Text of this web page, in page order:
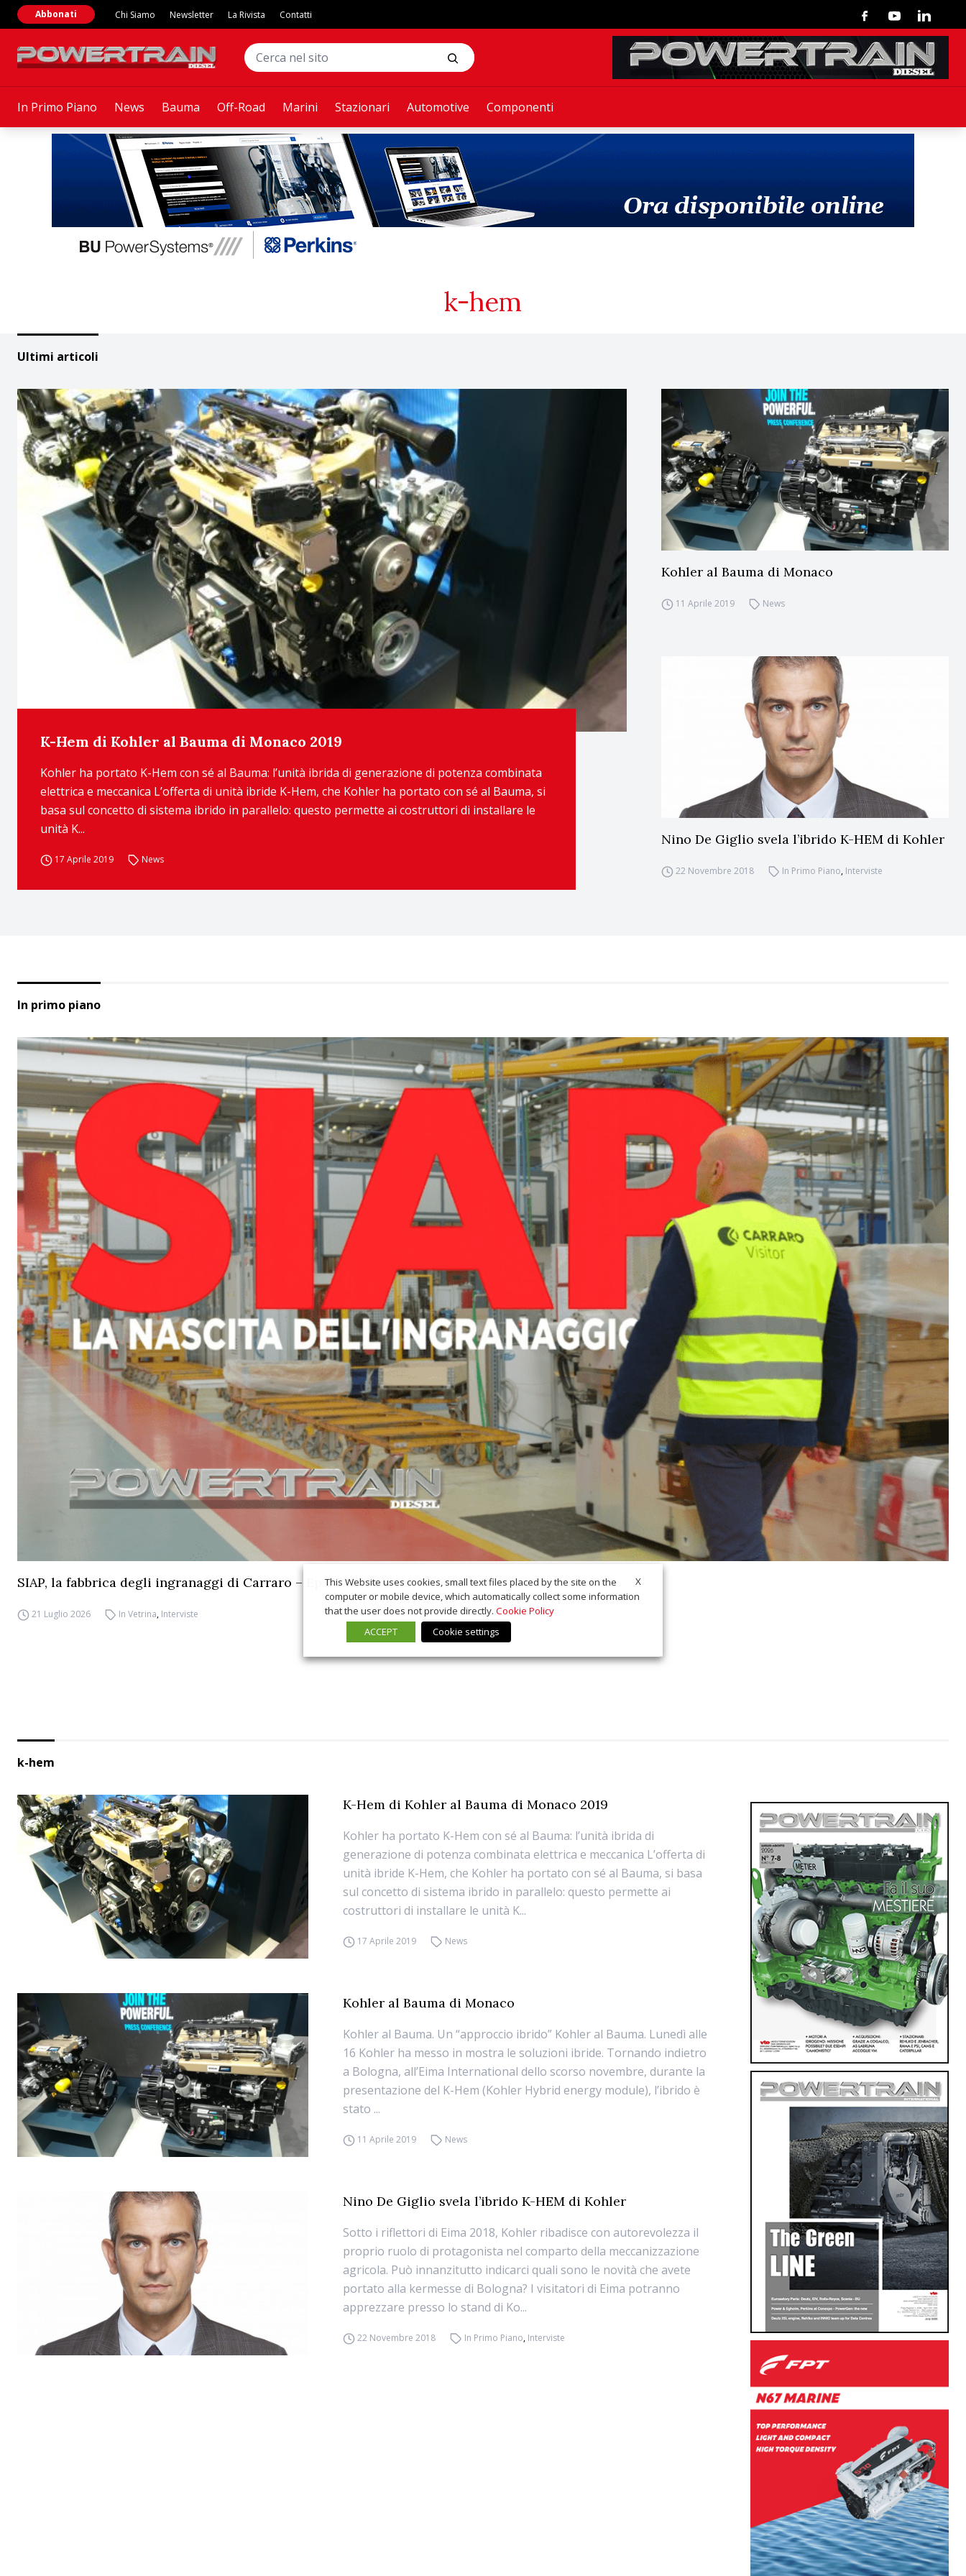
In Primo Piano News Bauma Off-Road Marini Stazionari Automotive Componenti
Abbonati Chi Siamo Newsletter La Rivista Contatti FacebookYoutubeLinkedin
k-hem
Ultimi articoli
K-Hem di Kohler al Bauma di Monaco 2019
Kohler ha portato K-Hem con sé al Bauma: l’unità ibrida di generazione di potenza combinata
elettrica e meccanica L’offerta di unità ibride K-Hem, che Kohler ha portato con sé al Bauma, si
basa sul concetto di sistema ibrido in parallelo: questo permette ai costruttori di installare le
unità K...
17 Aprile 2019 News
Kohler al Bauma di Monaco
11 Aprile 2019 News
Nino De Giglio svela l’ibrido K-HEM di Kohler
22 Novembre 2018 In Primo Piano, Interviste
In primo piano
SIAP, la fabbrica degli ingranaggi di Carraro – Ep.2
21 Luglio 2026 In Vetrina, Interviste
k-hem
K-Hem di Kohler al Bauma di Monaco 2019
Kohler ha portato K-Hem con sé al Bauma: l’unità ibrida di
generazione di potenza combinata elettrica e meccanica L’offerta di
unità ibride K-Hem, che Kohler ha portato con sé al Bauma, si basa
sul concetto di sistema ibrido in parallelo: questo permette ai
costruttori di installare le unità K...
17 Aprile 2019 News
Kohler al Bauma di Monaco
Kohler al Bauma. Un “approccio ibrido” Kohler al Bauma. Lunedì alle
16 Kohler ha messo in mostra le soluzioni ibride. Tornando indietro
a Bologna, all’Eima International dello scorso novembre, durante la
presentazione del K-Hem (Kohler Hybrid energy module), l’ibrido è
stato ...
11 Aprile 2019 News
Nino De Giglio svela l’ibrido K-HEM di Kohler
Sotto i riflettori di Eima 2018, Kohler ribadisce con autorevolezza il
proprio ruolo di protagonista nel comparto della meccanizzazione
agricola. Può innanzitutto indicarci quali sono le novità che avete
portato alla kermesse di Bologna? I visitatori di Eima potranno
apprezzare presso lo stand di Ko...
22 Novembre 2018 In Primo Piano, Interviste
X
This Website uses cookies, small text files placed by the site on the
computer or mobile device, which automatically collect some information
that the user does not provide directly. Cookie Policy
ACCEPT
Cookie settings